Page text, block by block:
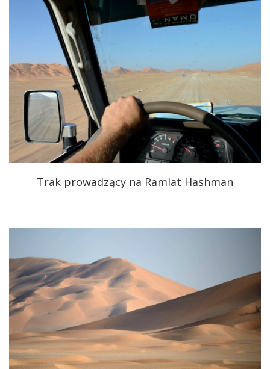
Trak prowadzący na Ramlat Hashman